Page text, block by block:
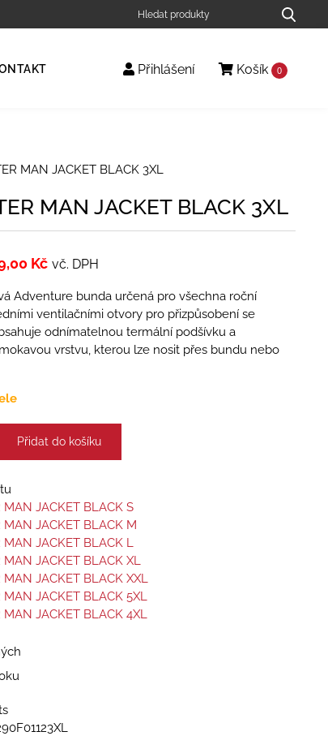
Přihlášení Košík 0
MAN JACKET BLACK 3XL
MAN JACKET BLACK 3XL
Kč vč. DPH
Adventure bunda určená pro všechna roční
ventilačními otvory pro přizpůsobení se
odnímatelnou termální podšívku a
vrstvu, kterou lze nosit přes bundu nebo
Přidat do košíku
MAN JACKET BLACK S
MAN JACKET BLACK M
JACKET BLACK L
JACKET BLACK XL
JACKET BLACK XXL
JACKET BLACK 5XL
JACKET BLACK 4XL